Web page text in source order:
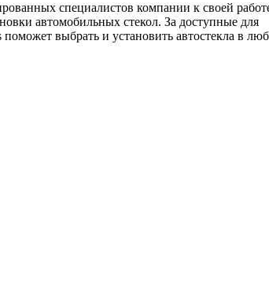
специалистов компании к своей
автомобильных стекол. За доступные для
выбрать и установить автостекла в